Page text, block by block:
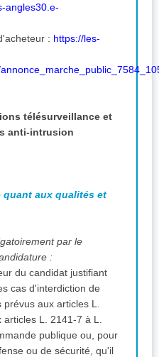
angles30.e-
: https://les-
télésurveillance et
anti-intrusion
aux qualités et
par le
:
du candidat justifiant
cas d'interdiction de
aux articles L.
L. 2141-7 à L.
publique ou, pour
ou de sécurité, qu'il